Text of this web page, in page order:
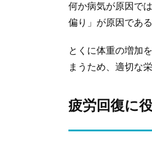
何か病気が原因で
偏り」が原因であ
とくに体重の増加
まうため、適切な
疲労回復に